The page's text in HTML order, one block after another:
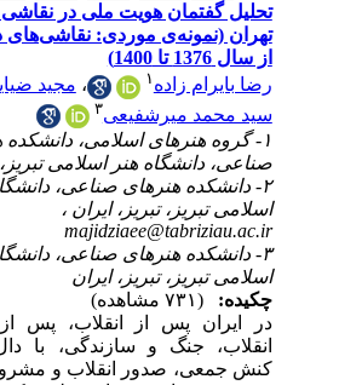
تحلیل گفتمان هویت ملی در نقاشی دیواری
تهران (نمونه‌ی موردی: نقاشی‌های دیواری
رضا بایرام زاده
، مجید ضیایی ۲
سید محمد میرشفیعی
۱- گروه هنرهای اسلامی، دانشکده هنرهای
صناعی، دانشگاه هنر اسلامی تبریز، تبریز،
۲- دانشکده هنرهای صناعی، دانشگاه هنر
اسلامی تبریز، تبریز، ایران ،
majidziaee@tabriziau.ac.ir
۳- دانشکده هنرهای صناعی، دانشگاه هنر
اسلامی تبریز، تبریز، ایران
(۷۳۱ مشاهده)
در ایران پس از انقلاب، پس از سه
انقلاب، جنگ و سازندگی، با دال‌های
کنش جمعی، صدور انقلاب و مشروعیت،